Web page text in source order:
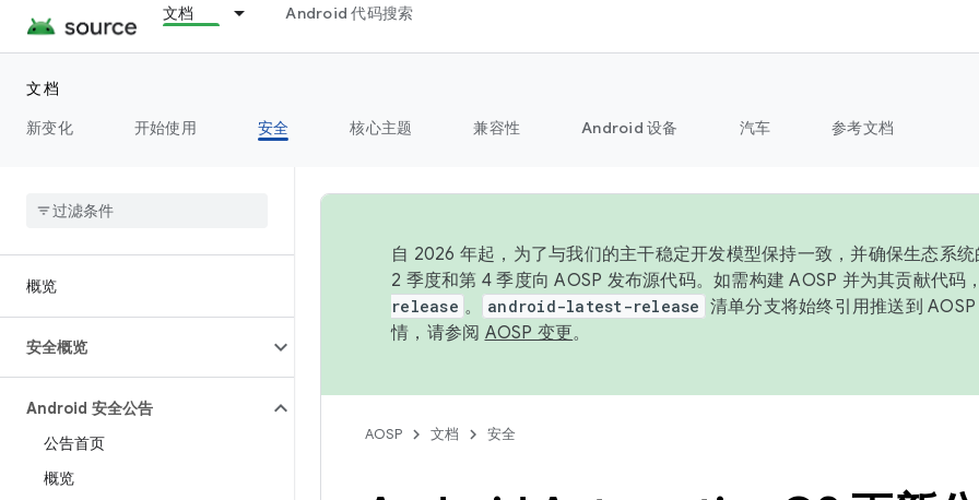
文档 Android 代码搜索
文档
新变化
开始使用 安全 核心主题 兼容性 Android 设备 汽车 参考文档
概览
安全概览
Android 安全公告
公告首页
概览
自 2026 年起，为了与我们的主干稳定开发模型保持一致，并确保生态系
2 季度和第 4 季度向 AOSP 发布源代码。如需构建 AOSP 并为其贡献代码
release 。 android-latest-release 清单分支将始终引用推送到
情，请参阅 AOSP 变更。
AOSP 文档 安全